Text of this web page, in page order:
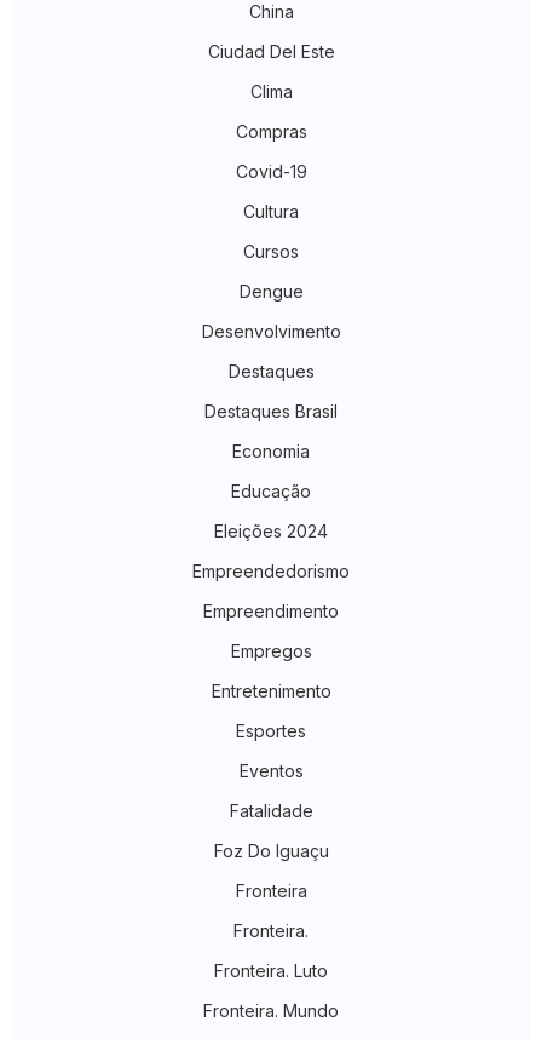
China
Ciudad Del Este
Clima
Compras
Covid-19
Cultura
Cursos
Dengue
Desenvolvimento
Destaques
Destaques Brasil
Economia
Educação
Eleições 2024
Empreendedorismo
Empreendimento
Empregos
Entretenimento
Esportes
Eventos
Fatalidade
Foz Do Iguaçu
Fronteira
Fronteira.
Fronteira. Luto
Fronteira. Mundo